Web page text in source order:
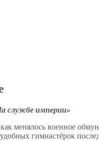
службе империи»
менялось военное
гимнастёрок